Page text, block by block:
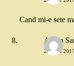
Cand mi-e sete
Anton
26 MAI